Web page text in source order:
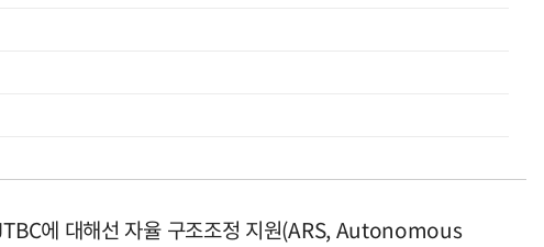
에 대해선 자율 구조조정 지원(ARS, Autonomous